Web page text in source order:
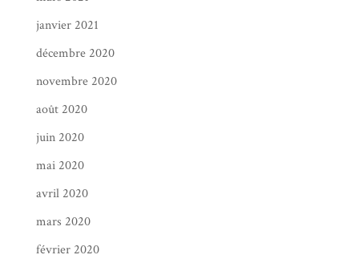
janvier 2021
décembre 2020
novembre 2020
août 2020
juin 2020
mai 2020
avril 2020
mars 2020
février 2020